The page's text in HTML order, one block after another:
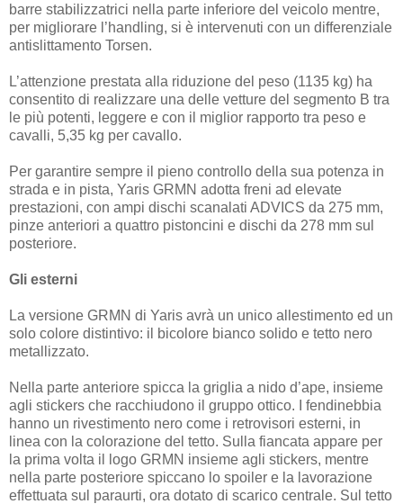
barre stabilizzatrici nella parte inferiore del veicolo mentre,
per migliorare l’handling, si è intervenuti con un differenziale
antislittamento Torsen.
L’attenzione prestata alla riduzione del peso (1135 kg) ha
consentito di realizzare una delle vetture del segmento B tra
le più potenti, leggere e con il miglior rapporto tra peso e
cavalli, 5,35 kg per cavallo.
Per garantire sempre il pieno controllo della sua potenza in
strada e in pista, Yaris GRMN adotta freni ad elevate
prestazioni, con ampi dischi scanalati ADVICS da 275 mm,
pinze anteriori a quattro pistoncini e dischi da 278 mm sul
posteriore.
Gli esterni
La versione GRMN di Yaris avrà un unico allestimento ed un
solo colore distintivo: il bicolore bianco solido e tetto nero
metallizzato.
Nella parte anteriore spicca la griglia a nido d’ape, insieme
agli stickers che racchiudono il gruppo ottico. I fendinebbia
hanno un rivestimento nero come i retrovisori esterni, in
linea con la colorazione del tetto. Sulla fiancata appare per
la prima volta il logo GRMN insieme agli stickers, mentre
nella parte posteriore spiccano lo spoiler e la lavorazione
effettuata sul paraurti, ora dotato di scarico centrale. Sul tetto